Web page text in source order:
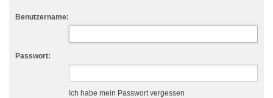
Benutzername:
Passwort:
Ich habe mein Passwort vergessen